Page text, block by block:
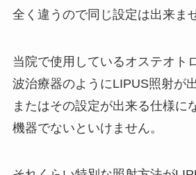
全く違うので同じ設定は出来ま
当院で使用しているオステオト
波治療器のようにLIPUS照射が
またはその設定が出来る仕様に
機器でないといけません。